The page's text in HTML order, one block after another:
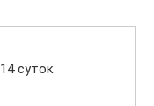
14 суток